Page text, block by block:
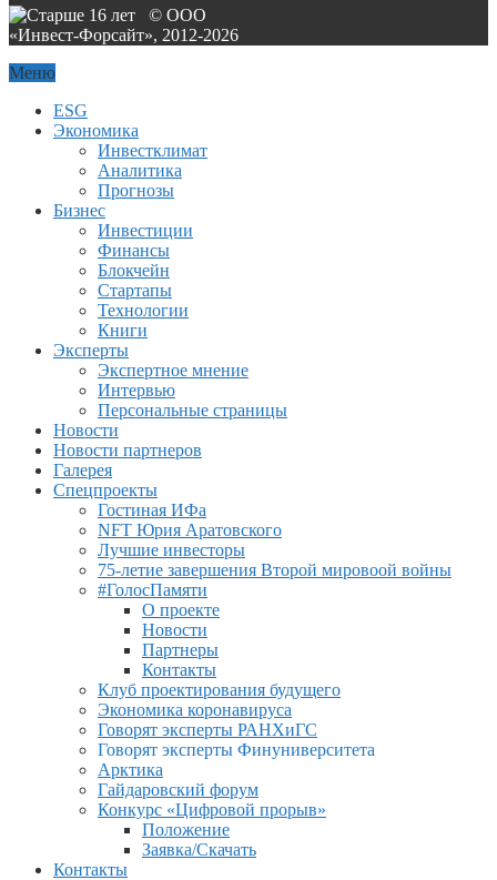
© ООО
«Инвест-Форсайт», 2012-2026
Меню
ESG
Экономика
Инвестклимат
Аналитика
Прогнозы
Бизнес
Инвестиции
Финансы
Блокчейн
Стартапы
Технологии
Книги
Эксперты
Экспертное мнение
Интервью
Персональные страницы
Новости
Новости партнеров
Галерея
Спецпроекты
Гостиная ИФа
NFT Юрия Аратовского
Лучшие инвесторы
75-летие завершения Второй мировоой войны
#ГолосПамяти
О проекте
Новости
Партнеры
Контакты
Клуб проектирования будущего
Экономика коронавируса
Говорят эксперты РАНХиГС
Говорят эксперты Финуниверситета
Арктика
Гайдаровский форум
Конкурс «Цифровой прорыв»
Положение
Заявка/Скачать
Контакты